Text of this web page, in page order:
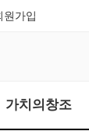
원가입
가치의창조